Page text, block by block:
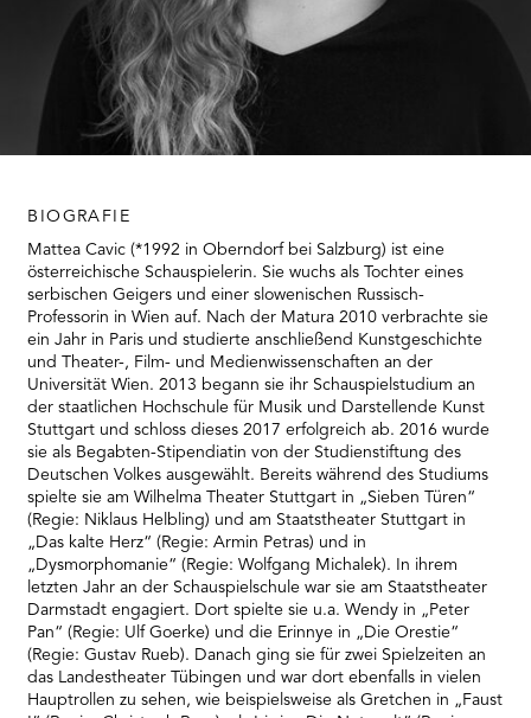
BIOGRAFIE
Mattea Cavic (*1992 in Oberndorf bei Salzburg) ist eine
österreichische Schauspielerin. Sie wuchs als Tochter eines
serbischen Geigers und einer slowenischen Russisch-
Professorin in Wien auf. Nach der Matura 2010 verbrachte sie
ein Jahr in Paris und studierte anschließend Kunstgeschichte
und Theater-, Film- und Medienwissenschaften an der
Universität Wien. 2013 begann sie ihr Schauspielstudium an
der staatlichen Hochschule für Musik und Darstellende Kunst
Stuttgart und schloss dieses 2017 erfolgreich ab. 2016 wurde
sie als Begabten-Stipendiatin von der Studienstiftung des
Deutschen Volkes ausgewählt. Bereits während des Studiums
spielte sie am Wilhelma Theater Stuttgart in „Sieben Türen“
(Regie: Niklaus Helbling) und am Staatstheater Stuttgart in
„Das kalte Herz“ (Regie: Armin Petras) und in
„Dysmorphomanie“ (Regie: Wolfgang Michalek). In ihrem
letzten Jahr an der Schauspielschule war sie am Staatstheater
Darmstadt engagiert. Dort spielte sie u.a. Wendy in „Peter
Pan“ (Regie: Ulf Goerke) und die Erinnye in „Die Orestie“
(Regie: Gustav Rueb). Danach ging sie für zwei Spielzeiten an
das Landestheater Tübingen und war dort ebenfalls in vielen
Hauptrollen zu sehen, wie beispielsweise als Gretchen in „Faust